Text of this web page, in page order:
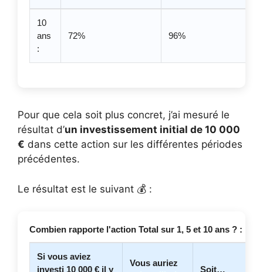
10
ans
:
72% 96%
Pour que cela soit plus concret, j’ai mesuré le
résultat d’un investissement initial de 10 000
€ dans cette action sur les différentes périodes
précédentes.
Le résultat est le suivant 💰 :
Combien rapporte l'action Total sur 1, 5 et 10 ans ? :
Si vous aviez
investi 10 000 € il y
Vous auriez
Soit…